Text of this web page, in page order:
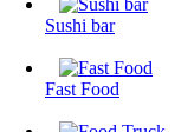
Sushi bar
Fast Food